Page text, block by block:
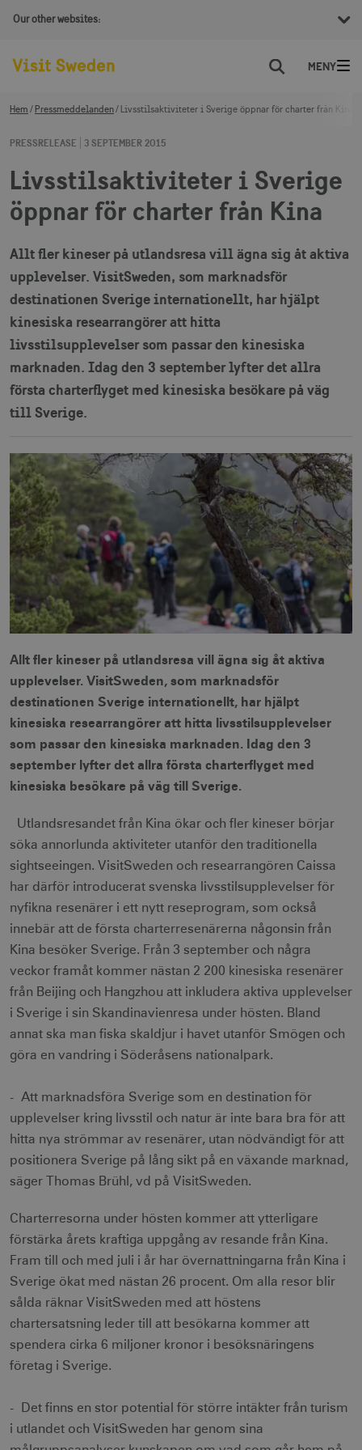
Our other websites:
Sök
Hem Pressmeddelanden Livsstilsaktiviteter i Sverige öppnar för charter från Kina
PRESSRELEASE 3 SEPTEMBER 2015
Livsstilsaktiviteter i Sverige
öppnar för charter från Kina
Allt fler kineser på utlandsresa vill ägna sig åt aktiva
upplevelser. VisitSweden, som marknadsför
destinationen Sverige internationellt, har hjälpt
kinesiska researrangörer att hitta
livsstilsupplevelser som passar den kinesiska
marknaden. Idag den 3 september lyfter det allra
första charterflyget med kinesiska besökare på väg
till Sverige.
Allt fler kineser på utlandsresa vill ägna sig åt aktiva
upplevelser. VisitSweden, som marknadsför
destinationen Sverige internationellt, har hjälpt
kinesiska researrangörer att hitta livsstilsupplevelser
som passar den kinesiska marknaden. Idag den 3
september lyfter det allra första charterflyget med
kinesiska besökare på väg till Sverige.
Utlandsresandet från Kina ökar och fler kineser börjar
söka annorlunda aktiviteter utanför den traditionella
sightseeingen. VisitSweden och researrangören Caissa
har därför introducerat svenska livsstilsupplevelser för
nyfikna resenärer i ett nytt reseprogram, som också
innebär att de första charterresenärerna någonsin från
Kina besöker Sverige. Från 3 september och några
veckor framåt kommer nästan 2 200 kinesiska resenärer
från Beijing och Hangzhou att inkludera aktiva upplevelser
i Sverige i sin Skandinavienresa under hösten. Bland
annat ska man fiska skaldjur i havet utanför Smögen och
göra en vandring i Söderåsens nationalpark.
- Att marknadsföra Sverige som en destination för
upplevelser kring livsstil och natur är inte bara bra för att
hitta nya strömmar av resenärer, utan nödvändigt för att
positionera Sverige på lång sikt på en växande marknad,
säger Thomas Brühl, vd på VisitSweden.
Charterresorna under hösten kommer att ytterligare
förstärka årets kraftiga uppgång av resande från Kina.
Fram till och med juli i år har övernattningarna från Kina i
Sverige ökat med nästan 26 procent. Om alla resor blir
sålda räknar VisitSweden med att höstens
chartersatsning leder till att besökarna kommer att
spendera cirka 6 miljoner kronor i besöksnäringens
företag i Sverige.
- Det finns en stor potential för större intäkter från turism
i utlandet och VisitSweden har genom sina